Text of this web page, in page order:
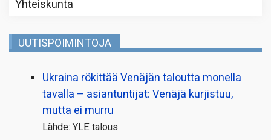
Yhteiskunta
UUTISPOIMINTOJA
Ukraina rökittää Venäjän taloutta monella
tavalla – asiantuntijat: Venäjä kurjistuu,
mutta ei murru
Lähde: YLE talous